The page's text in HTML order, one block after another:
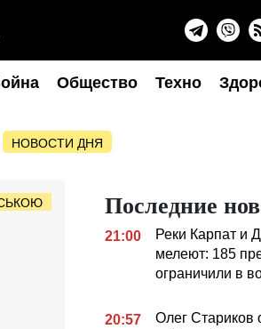
Общество Техно
НОВОСТИ ДНЯ
Последние
21:00
Реки Карпат и
мелеют: 185
ограничили в
20:57
Олег Стариков